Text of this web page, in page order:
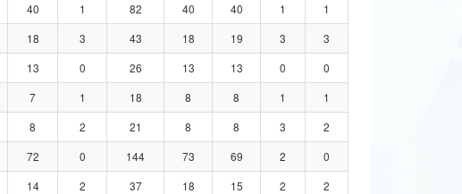
40 1 82 40 40 1
1
18 3 43 18 19 3
3
13 0 26 13 13 0
0
7 1 18 8 8 1
1
8 2 21 8 8 3
2
72 0 144 73 69 2
0
14 2 37 18 15 2
2